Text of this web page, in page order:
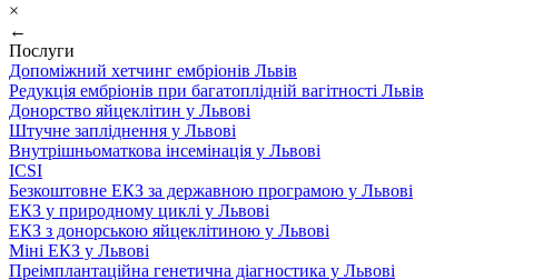
×
←
Послуги
Допоміжний хетчинг ембріонів Львів
Редукція ембріонів при багатоплідній вагітності Львів
Донорство яйцеклітин у Львові
Штучне запліднення у Львові
Внутрішньоматкова інсемінація у Львові
ICSI
Безкоштовне ЕКЗ за державною програмою у Львові
ЕКЗ у природному циклі у Львові
ЕКЗ з донорською яйцеклітиною у Львові
Міні ЕКЗ у Львові
Преімплантаційна генетична діагностика у Львові